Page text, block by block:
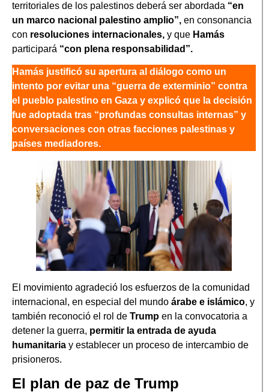
territoriales de los palestinos deberá ser abordada “en
un marco nacional palestino amplio”, en consonancia
con resoluciones internacionales, y que Hamás
participará “con plena responsabilidad”.
Hamás justificó su apertura al diálogo como un
intento por evitar una “guerra de exterminio” contra
el pueblo palestino en Gaza y explicó que la decisión
fue adoptada tras “profundas consultas internas” y
conversaciones con otras facciones palestinas y
países mediadores.
El movimiento agradeció los esfuerzos de la comunidad
internacional, en especial del mundo árabe e islámico, y
también reconoció el rol de Trump en la convocatoria a
detener la guerra, permitir la entrada de ayuda
humanitaria y establecer un proceso de intercambio de
prisioneros.
El plan de paz de Trump